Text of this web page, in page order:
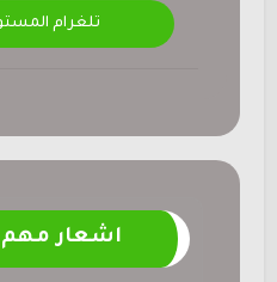
تلغرام
اشعار مهم